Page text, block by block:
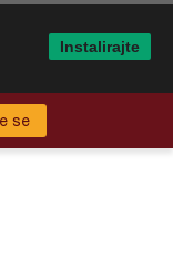
se
Instalirajte